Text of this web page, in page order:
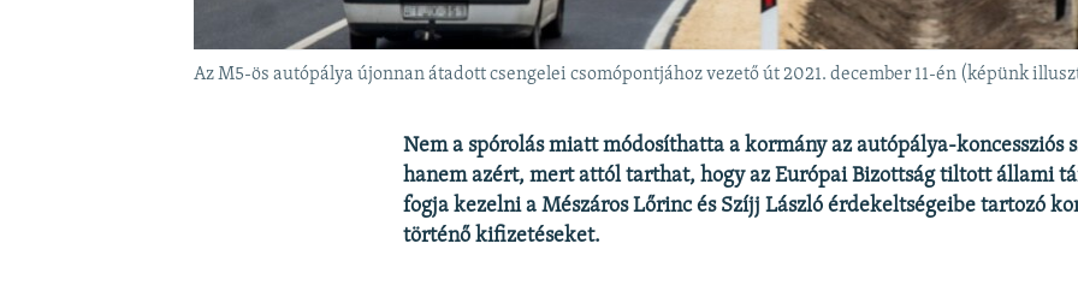
Az M5-ös autópálya újonnan átadott csengelei csomópontjához vezető út 2021. december 11-én (képünk
Nem a spórolás miatt módosíthatta a kormány az autópálya-koncessziós
hanem azért, mert attól tarthat, hogy az Európai Bizottság tiltott állami
fogja kezelni a Mészáros Lőrinc és Szíjj László érdekeltségeibe tartozó
történő kifizetéseket.